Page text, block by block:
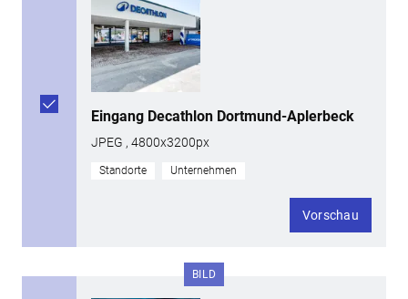
Eingang Decathlon Dortmund-Aplerbeck
JPEG , 4800x3200px
Standorte Unternehmen
Vorschau
BILD